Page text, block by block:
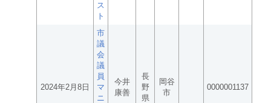
ス
ト
2024年2月8日
市
議
会
議
員
マ
ニ
今井
康善
長
野
県
岡谷
市
0000001137